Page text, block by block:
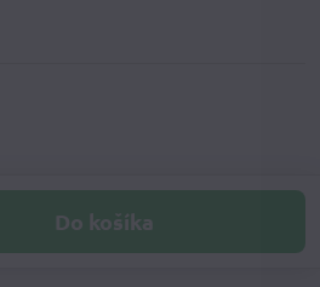
Do košíka